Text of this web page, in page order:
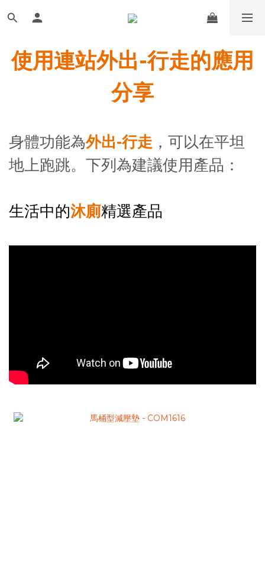
使用連站外出-行走的應用
分享
身體功能為外出-行走 ，可以在平坦
地上跑跳。下列為建議使用產品：
生活中的沐廁精選產品